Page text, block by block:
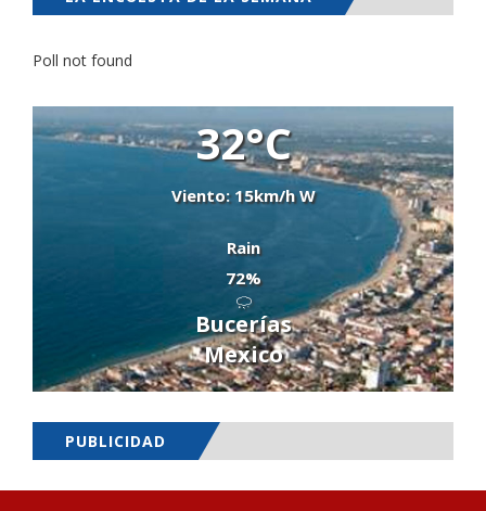
Poll not found
32°C
Viento: 15km/h W
Rain
72%
Bucerías
Mexico
PUBLICIDAD